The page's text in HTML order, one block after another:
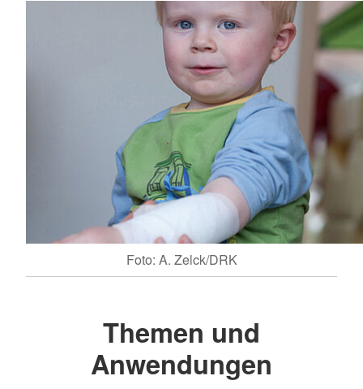
Foto: A. Zelck/DRK
Themen und
Anwendungen